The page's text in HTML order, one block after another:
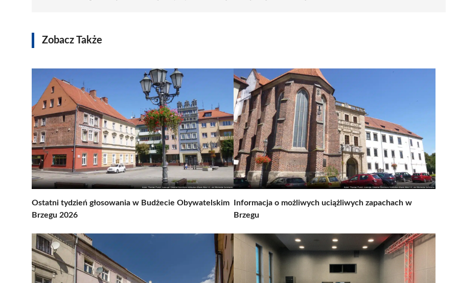
Zobacz Także
Ostatni tydzień głosowania w Budżecie Obywatelskim
Brzegu 2026
Informacja o możliwych uciążliwych zapachach w
Brzegu